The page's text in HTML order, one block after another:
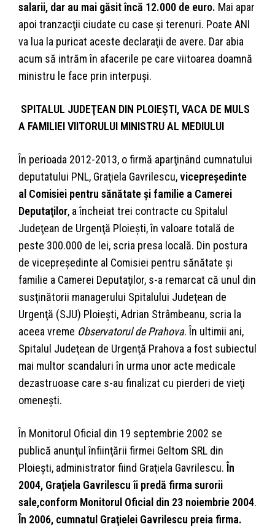
salarii, dar au mai găsit încă 12.000 de euro. Mai apar
apoi tranzacţii ciudate cu case şi terenuri. Poate ANI
va lua la puricat aceste declaraţii de avere. Dar abia
acum să intrăm în afacerile pe care viitoarea doamnă
ministru le face prin interpuşi.
SPITALUL JUDEŢEAN DIN PLOIEŞTI, VACA DE MULS
A FAMILIEI VIITORULUI MINISTRU AL MEDIULUI
În perioada 2012-2013, o firmă aparţinând cumnatului
deputatului PNL, Graţiela Gavrilescu,vicepreşedinte
al Comisiei pentru sănătate şi familie a Camerei
Deputaţilor, a încheiat trei contracte cu Spitalul
Judeţean de Urgenţă Ploieşti, în valoare totală de
peste 300.000 de lei, scria presa locală. Din postura
de vicepreşedinte al Comisiei pentru sănătate şi
familie a Camerei Deputaţilor, s-a remarcat că unul din
susţinătorii managerului Spitalului Judeţean de
Urgenţă (SJU) Ploieşti, Adrian Strâmbeanu, scria la
aceea vreme Observatorul de Prahova. În ultimii ani,
Spitalul Judeţean de Urgenţă Prahova a fost subiectul
mai multor scandaluri în urma unor acte medicale
dezastruoase care s-au finalizat cu pierderi de vieţi
omeneşti.
În Monitorul Oficial din 19 septembrie 2002 se
publică anunţul înfiinţării firmei Geltom SRL din
Ploieşti, administrator fiind Graţiela Gavrilescu. În
2004, Graţiela Gavrilescu îi predă firma surorii
sale,conform Monitorul Oficial din 23 noiembrie 2004.
În 2006, cumnatul Graţielei Gavrilescu preia firma.